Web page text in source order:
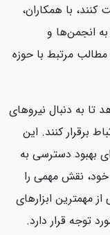
با همکاران،
انجمن‌ها و
مرتبط با حوزه
به دنبال نیروهای
برقرار کنند. این
بهبود دسترسی به
نقش مهمی را
مهمترین ابزارهای
توجه قرار دارد.